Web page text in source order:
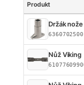
Produkt
Držák
Nůž Viking